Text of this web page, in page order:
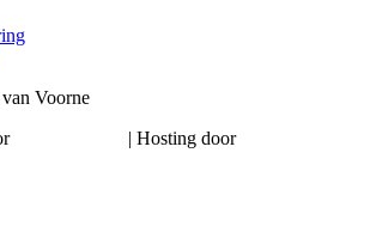
Voorne
| Hosting door